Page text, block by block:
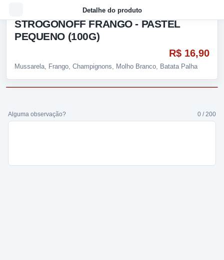
Detalhe do produto
STROGONOFF FRANGO - PASTEL
PEQUENO (100G)
Mussarela, Frango, Champignons, Molho Branco, Batata Palha
R$ 16,90
Alguma observação? 0 / 200